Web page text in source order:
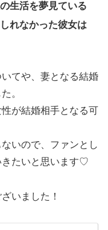
生活を夢見ている
れなかった彼女は
てや、妻となる結婚
。
が結婚相手となる可
いので、ファンとし
きたいと思います♡
いました！